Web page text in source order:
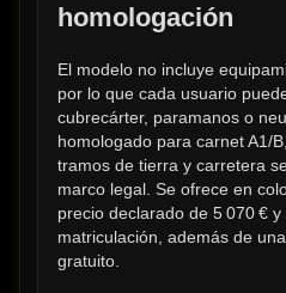
homologación
El modelo no incluye
por lo que cada usuario
cubrecárter, paramanos o
homologado para carnet A1/
tramos de tierra y carretera
marco legal. Se ofrece en
precio declarado de 5 070 €
matriculación, además de
gratuito.